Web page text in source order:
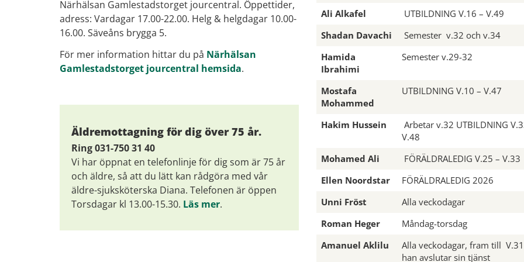
Närhälsan Gamlestadstorget jourcentral. Öppettider,
adress: Vardagar 17.00-22.00. Helg & helgdagar 10.00-
16.00. Säveåns brygga 5.
För mer information hittar du på Närhälsan
Gamlestadstorget jourcentral hemsida.
Äldremottagning för dig över 75 år.
Ring 031-750 31 40
Vi har öppnat en telefonlinje för dig som är 75 år
och äldre, så att du lätt kan rådgöra med vår
äldre-sjuksköterska Diana. Telefonen är öppen
Torsdagar kl 13.00-15.30. Läs mer.
Ali Alkafel
UTBILDNING V.16 – V.49
Shadan Davachi
Semester v.32 och v.34
Hamida
Ibrahimi
Semester v.29-32
Mostafa
Mohammed
UTBILDNING V.10 – V.47
Hakim Hussein
Arbetar v.32 UTBILDNING
V.48
Mohamed Ali
FÖRÄLDRALEDIG V.25 – V.33
Ellen Noordstar
FÖRÄLDRALEDIG 2026
Unni Fröst
Alla veckodagar
Roman Heger
Måndag-torsdag
Amanuel Aklilu
Alla veckodagar, fram till
han avslutar sin tjänst